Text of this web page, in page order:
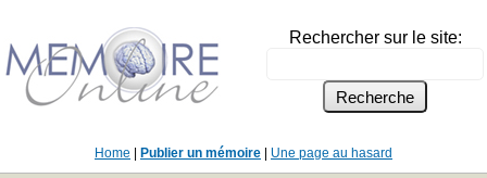
Rechercher sur le site:
Home Publier un mémoire Une page au hasard